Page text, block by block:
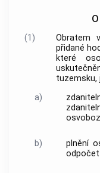
(1) Obratem
přidané
které
tuzemsku,
a)
b)
plnění
odpočet